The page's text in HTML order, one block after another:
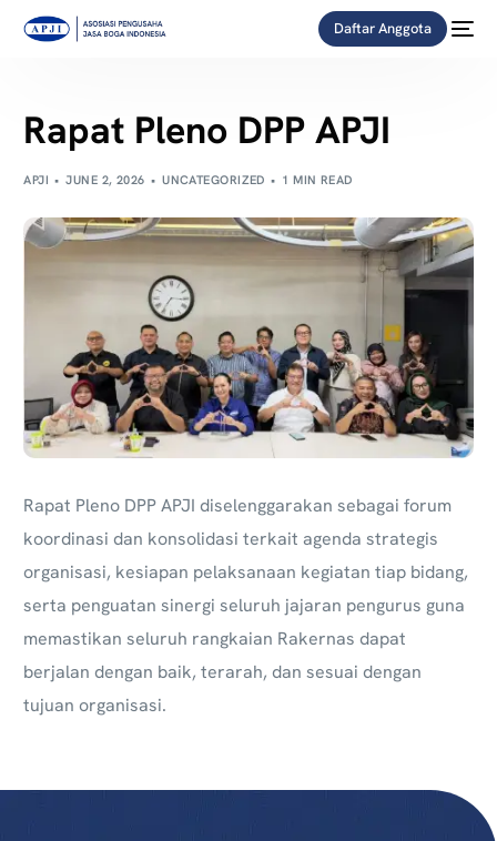
Daftar Anggota
Rapat Pleno DPP APJI
APJI JUNE 2, 2026 UNCATEGORIZED 1 MIN READ
Rapat Pleno DPP APJI diselenggarakan sebagai forum
koordinasi dan konsolidasi terkait agenda strategis
organisasi, kesiapan pelaksanaan kegiatan tiap bidang,
serta penguatan sinergi seluruh jajaran pengurus guna
memastikan seluruh rangkaian Rakernas dapat
berjalan dengan baik, terarah, dan sesuai dengan
tujuan organisasi.